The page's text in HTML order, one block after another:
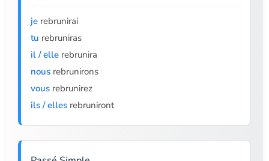
je rebrunirai
tu rebruniras
il / elle rebrunira
nous rebrunirons
vous rebrunirez
ils / elles rebruniront